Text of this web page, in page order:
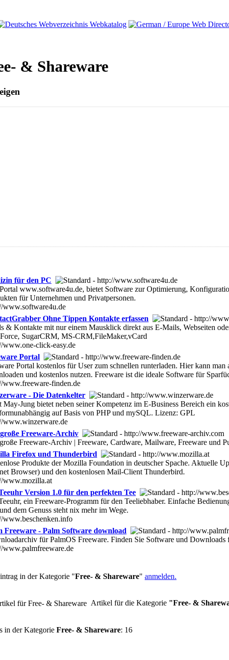
& Shareware
für den PC
www.software4u.de, bietet Software zur Optimierung,
für Unternehmen und Privatpersonen.
www.software4u.de
Ohne Tippen Kontakte erfassen
& Kontakte mit nur einem Mausklick direkt aus E-Mails, Webseiten
SugarCRM, MS-CRM,FileMaker,vCard
www.one-click-easy.de
Portal
Portal kostenlos für User zum schnellen runterladen. Hier kann
und kostenlos nutzen. Freeware ist die ideale Software für
www.freeware-finden.de
- Die Datenkelter
May-Jung bietet neben seiner Kompetenz im E-Business Bereich ein
auf Basis von PHP und mySQL. Lizenz: GPL
www.winzerware.de
Freeware-Archiv
Freeware-Archiv | Freeware, Cardware, Mailware, Freeware und
Firefox und Thunderbird
Produkte der Mozilla Foundation in deutscher Spache. Aktuelle
Browser) und den kostenlosen Mail-Client Thunderbird.
www.mozilla.at
Version 1.0 für den perfekten Tee
ein Freeware-Programm für den Teeliebhaber. Einfache
dem Genuss steht nix mehr im Wege.
www.beschenken.info
Freeware - Palm Software download
für PalmOS Freeware. Finden Sie Software und Downloads
www.palmfreeware.de
in der Kategorie "Free- & Shareware" anmelden.
Artikel für die Kategorie "Free- &
in der Kategorie Free- & Shareware: 16